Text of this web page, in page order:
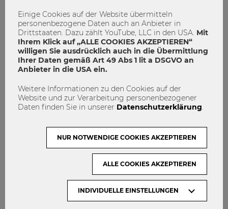
DATENSCHUTZ
ARCHIV:
Monate
Einige Cookies auf der Website übermitteln
personenbezogene Daten auch an Anbieter in
Drittstaaten. Dazu zählt YouTube, LLC in den USA. Mit
Ihrem Klick auf „ALLE COOKIES AKZEPTIEREN“
willigen Sie ausdrücklich auch in die Übermittlung
Ihrer Daten gemäß Art 49 Abs 1 lit a DSGVO an
Anbieter in die USA ein.
Weitere Informationen zu den Cookies auf der
Website und zur Verarbeitung personenbezogener
Daten finden Sie in unserer Datenschutzerklärung
INDIVIDUELLE EINSTELLUNGEN
NUR NOTWENDIGE COOKIES AKZEPTIEREN
ALLE COOKIES AKZEPTIEREN